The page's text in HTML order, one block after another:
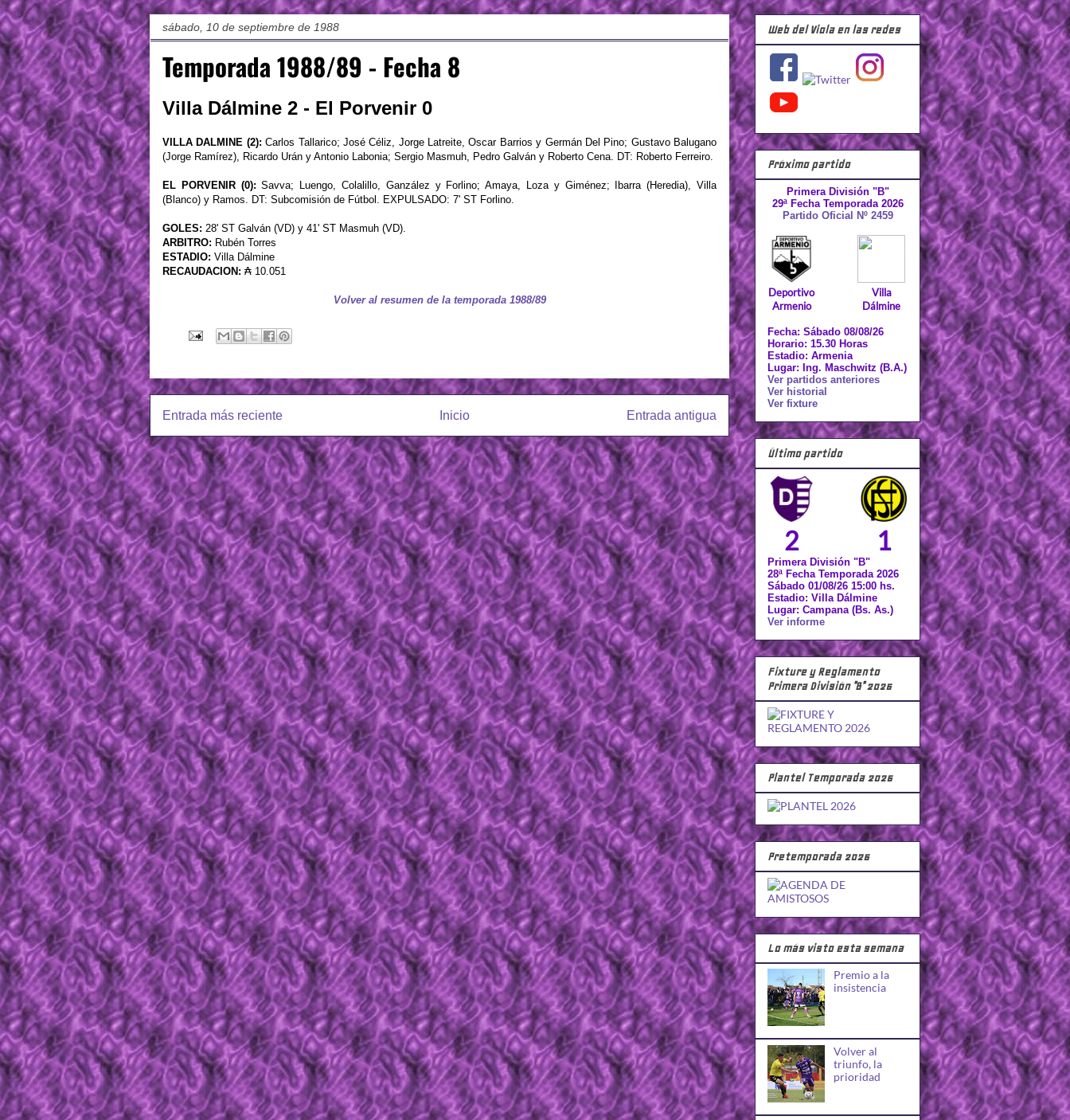
sábado, 10 de septiembre de 1988
Temporada 1988/89 - Fecha 8
Villa Dálmine 2 - El Porvenir 0
VILLA DALMINE (2): Carlos Tallarico; José Céliz, Jorge Latreite, Oscar Barrios y Germán Del Pino; Gustavo Balugano
(Jorge Ramírez), Ricardo Urán y Antonio Labonia; Sergio Masmuh, Pedro Galván y Roberto Cena. DT: Roberto Ferreiro.
EL PORVENIR (0): Savva; Luengo, Colalillo, Ganzález y Forlino; Amaya, Loza y Giménez; Ibarra (Heredia), Villa
(Blanco) y Ramos. DT: Subcomisión de Fútbol. EXPULSADO: 7' ST Forlino.
GOLES: 28' ST Galván (VD) y 41' ST Masmuh (VD).
ARBITRO: Rubén Torres
ESTADIO: Villa Dálmine
RECAUDACION: ₳ 10.051
Volver al resumen de la temporada 1988/89
Entrada más reciente Entrada antigua
Inicio
Web del Viola en las redes
Próximo partido
Primera División "B"
29ª Fecha Temporada 2026
Partido Oficial Nº 2459
Deportivo
Armenio
Villa
Dálmine
Fecha: Sábado 08/08/26
Horario: 15.30 Horas
Estadio: Armenia
Lugar: Ing. Maschwitz (B.A.)
Ver partidos anteriores
Ver historial
Ver fixture
Último partido
2 1
Primera División "B"
28ª Fecha Temporada 2026
Sábado 01/08/26 15:00 hs.
Estadio: Villa Dálmine
Lugar: Campana (Bs. As.)
Ver informe
Fixture y Reglamento
Primera División "B" 2026
Plantel Temporada 2026
Pretemporada 2026
Lo más visto esta semana
Premio a la
insistencia
Volver al
triunfo, la
prioridad